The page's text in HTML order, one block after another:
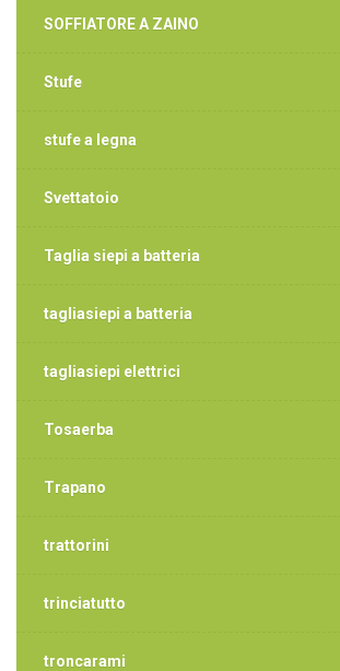
SOFFIATORE A ZAINO
Stufe
stufe a legna
Svettatoio
Taglia siepi a batteria
tagliasiepi a batteria
tagliasiepi elettrici
Tosaerba
Trapano
trattorini
trinciatutto
troncarami